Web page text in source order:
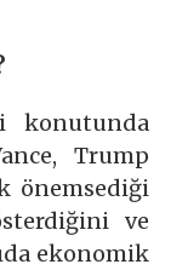
konutunda
Trump
önemsediği
ve
ekonomik